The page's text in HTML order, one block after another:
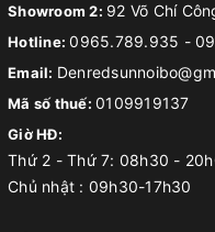
Showroom 2: 92 Võ Chí
Hotline:0965.789.935 -
Email:
Mã số thuế: 0109919137
Giờ HĐ:
Thứ 2 - Thứ 7: 08h30 -
Chủ nhật : 09h30-17h30